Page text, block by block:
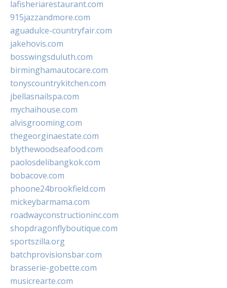
lafisheriarestaurant.com
915jazzandmore.com
aguadulce-countryfair.com
jakehovis.com
bosswingsduluth.com
birminghamautocare.com
tonyscountrykitchen.com
jbellasnailspa.com
mychaihouse.com
alvisgrooming.com
thegeorginaestate.com
blythewoodseafood.com
paolosdelibangkok.com
bobacove.com
phoone24brookfield.com
mickeybarmama.com
roadwayconstructioninc.com
shopdragonflyboutique.com
sportszilla.org
batchprovisionsbar.com
brasserie-gobette.com
musicrearte.com